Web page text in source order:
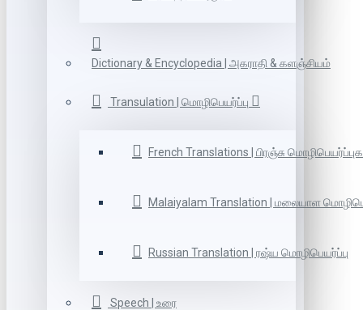
Dictionary & Encyclopedia | அகராதி & களஞ்சியம்
Transulation | மொழிபெயர்ப்பு
French Translations | பிரஞ்சு
Malaiyalam Translation | மலையாள
Russian Translation | ரஷ்ய மொழிபெயர்ப்பு
Speech | உரை